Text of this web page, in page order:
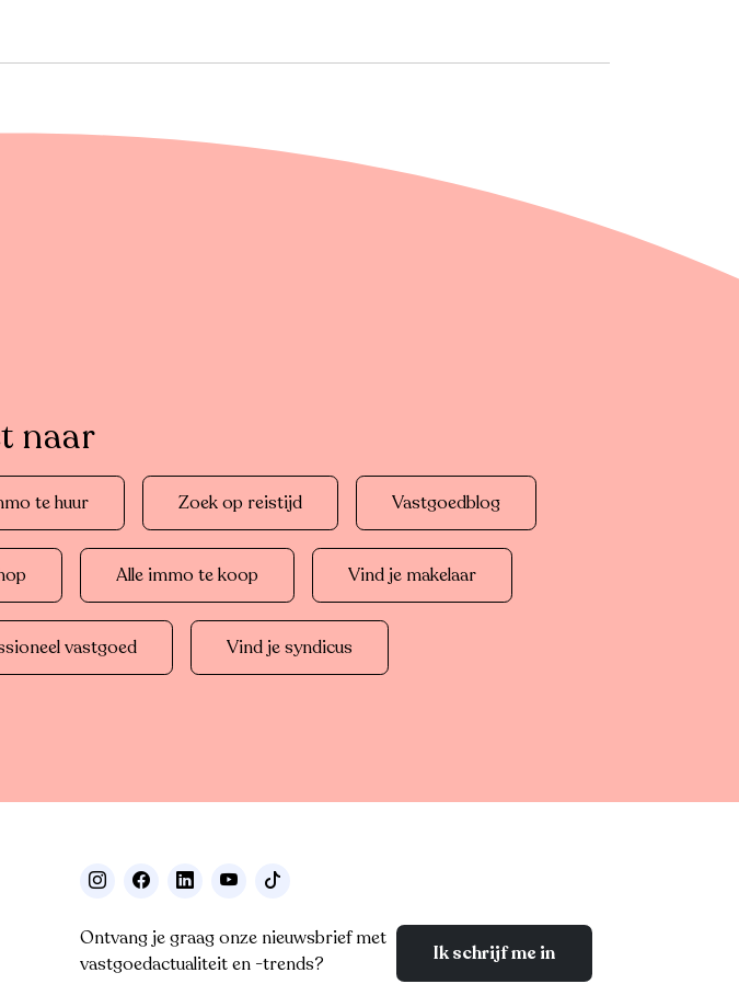
naar
te huur Zoek op reistijd Vastgoedblog
Alle immo te koop Vind je makelaar
vastgoed Vind je syndicus
Ontvang je graag onze nieuwsbrief met
vastgoedactualiteit en -trends?
Ik schrijf me in